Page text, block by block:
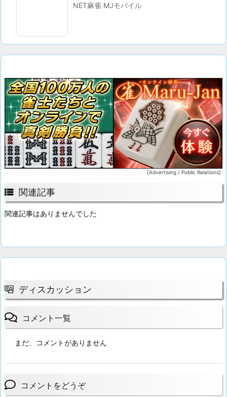
NET麻雀 MJモバイル
[Advertising / Public Relations]
 関連記事
関連記事はありませんでした
ディスカッション
コメント一覧
まだ、コメントがありません
コメントをどうぞ